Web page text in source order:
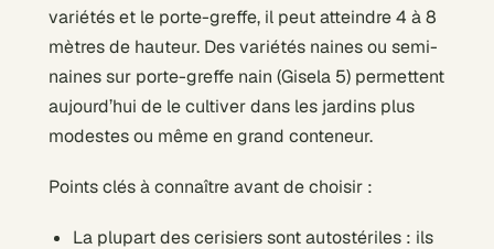
variétés et le porte-greffe, il peut atteindre 4 à 8
mètres de hauteur. Des variétés naines ou semi-
naines sur porte-greffe nain (Gisela 5) permettent
aujourd’hui de le cultiver dans les jardins plus
modestes ou même en grand conteneur.
Points clés à connaître avant de choisir :
La plupart des cerisiers sont autostériles : ils